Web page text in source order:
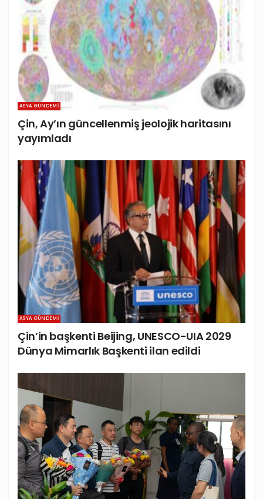
ASYA GÜNDEMI
Çin, Ay’ın güncellenmiş jeolojik haritasını
yayımladı
ASYA GÜNDEMI
Çin’in başkenti Beijing, UNESCO-UIA 2029
Dünya Mimarlık Başkenti ilan edildi